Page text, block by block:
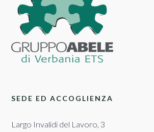
SEDE ED ACCOGLIENZA
Largo Invalidi del Lavoro, 3